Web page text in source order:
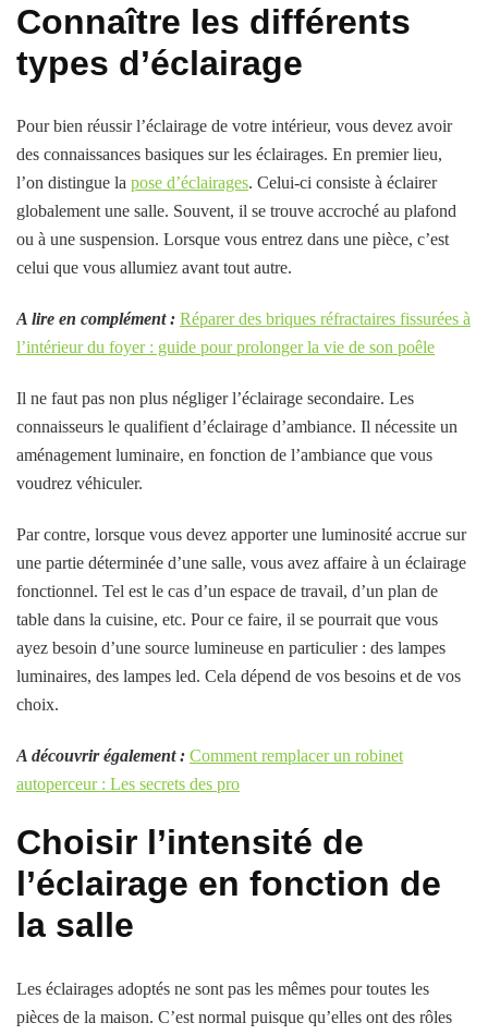
Connaître les différents
types d’éclairage
Pour bien réussir l’éclairage de votre intérieur, vous devez avoir
des connaissances basiques sur les éclairages. En premier lieu,
l’on distingue la pose d’éclairages. Celui-ci consiste à éclairer
globalement une salle. Souvent, il se trouve accroché au plafond
ou à une suspension. Lorsque vous entrez dans une pièce, c’est
celui que vous allumiez avant tout autre.
A lire en complément : Réparer des briques réfractaires fissurées à
l’intérieur du foyer : guide pour prolonger la vie de son poêle
Il ne faut pas non plus négliger l’éclairage secondaire. Les
connaisseurs le qualifient d’éclairage d’ambiance. Il nécessite un
aménagement luminaire, en fonction de l’ambiance que vous
voudrez véhiculer.
Par contre, lorsque vous devez apporter une luminosité accrue sur
une partie déterminée d’une salle, vous avez affaire à un éclairage
fonctionnel. Tel est le cas d’un espace de travail, d’un plan de
table dans la cuisine, etc. Pour ce faire, il se pourrait que vous
ayez besoin d’une source lumineuse en particulier : des lampes
luminaires, des lampes led. Cela dépend de vos besoins et de vos
choix.
A découvrir également : Comment remplacer un robinet
autoperceur : Les secrets des pro
Choisir l’intensité de
l’éclairage en fonction de
la salle
Les éclairages adoptés ne sont pas les mêmes pour toutes les
pièces de la maison. C’est normal puisque qu’elles ont des rôles